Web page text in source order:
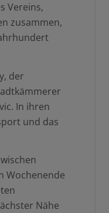
Vereins,
zusammen,
der
In ihren
und das
Wochenende
Nähe